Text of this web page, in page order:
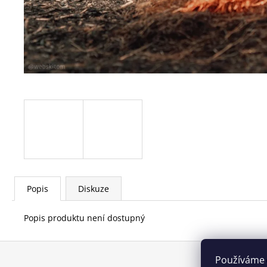
Popis Diskuze
Popis produktu není dostupný
REFLASH - LED SVĚTELNÝ KLÍN - RESCUE
FLASHING LIGHT
520 Kč
Z